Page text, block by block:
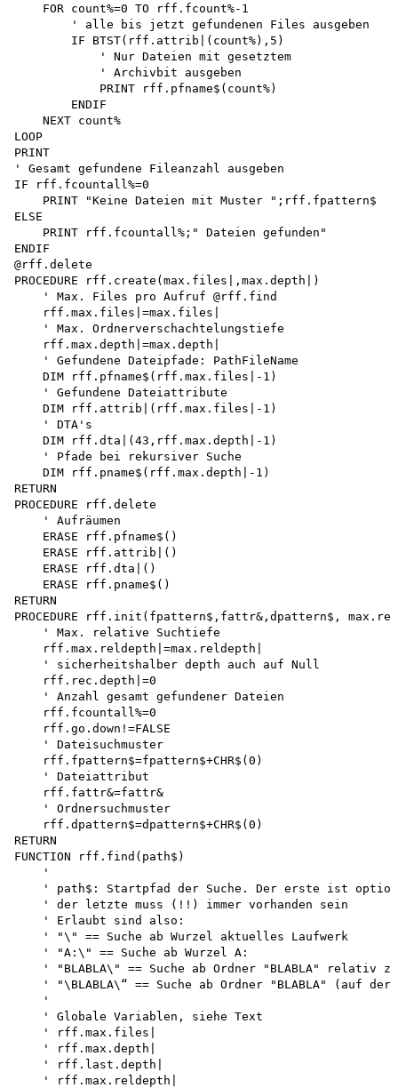
    FOR count%=0 TO rff.fcount%-1
        ' alle bis jetzt gefundenen Files ausgeben
        IF BTST(rff.attrib|(count%),5)
            ' Nur Dateien mit gesetztem
            ' Archivbit ausgeben
            PRINT rff.pfname$(count%)
        ENDIF
    NEXT count%
LOOP
PRINT
' Gesamt gefundene Fileanzahl ausgeben
IF rff.fcountall%=0
    PRINT "Keine Dateien mit Muster ";rff.fpattern$
ELSE
    PRINT rff.fcountall%;" Dateien gefunden"
ENDIF
@rff.delete
PROCEDURE rff.create(max.files|,max.depth|)
    ' Max. Files pro Aufruf @rff.find
    rff.max.files|=max.files|
    ' Max. Ordnerverschachtelungstiefe
    rff.max.depth|=max.depth|
    ' Gefundene Dateipfade: PathFileName
    DIM rff.pfname$(rff.max.files|-1)
    ' Gefundene Dateiattribute
    DIM rff.attrib|(rff.max.files|-1)
    ' DTA's
    DIM rff.dta|(43,rff.max.depth|-1)
    ' Pfade bei rekursiver Suche
    DIM rff.pname$(rff.max.depth|-1)
RETURN
PROCEDURE rff.delete
    ' Aufräumen
    ERASE rff.pfname$()
    ERASE rff.attrib|()
    ERASE rff.dta|()
    ERASE rff.pname$()
RETURN
PROCEDURE rff.init(fpattern$,fattr&,dpattern$,
    ' Max. relative Suchtiefe
    rff.max.reldepth|=max.reldepth|
    ' sicherheitshalber depth auch auf Null
    rff.rec.depth|=0
    ' Anzahl gesamt gefundener Dateien
    rff.fcountall%=0
    rff.go.down!=FALSE
    ' Dateisuchmuster
    rff.fpattern$=fpattern$+CHR$(0)
    ' Dateiattribut
    rff.fattr&=fattr&
    ' Ordnersuchmuster
    rff.dpattern$=dpattern$+CHR$(0)
RETURN
FUNCTION rff.find(path$)
    '
' path$: Startpfad der Suche. Der erste ist
    ' der letzte muss (!!) immer vorhanden sein
    ' Erlaubt sind also:
    ' "\" == Suche ab Wurzel aktuelles Laufwerk
    ' "A:\" == Suche ab Wurzel A:
' "BLABLA\" == Suche ab Ordner "BLABLA" relativ
' "\BLABLA\“ == Suche ab Ordner "BLABLA" (auf der
    '
    ' Globale Variablen, siehe Text
    ' rff.max.files|
    ' rff.max.depth|
    ' rff.last.depth|
    ' rff.max.reldepth|